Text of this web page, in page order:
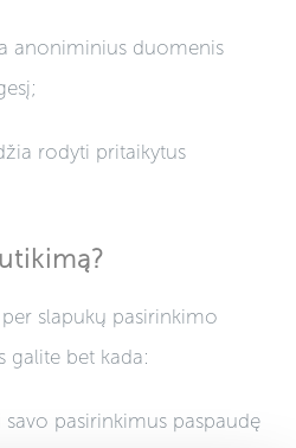
anoniminius duomenis
rodyti pritaikytus
slapukų pasirinkimo
galite bet kada:
pasirinkimus paspaudę